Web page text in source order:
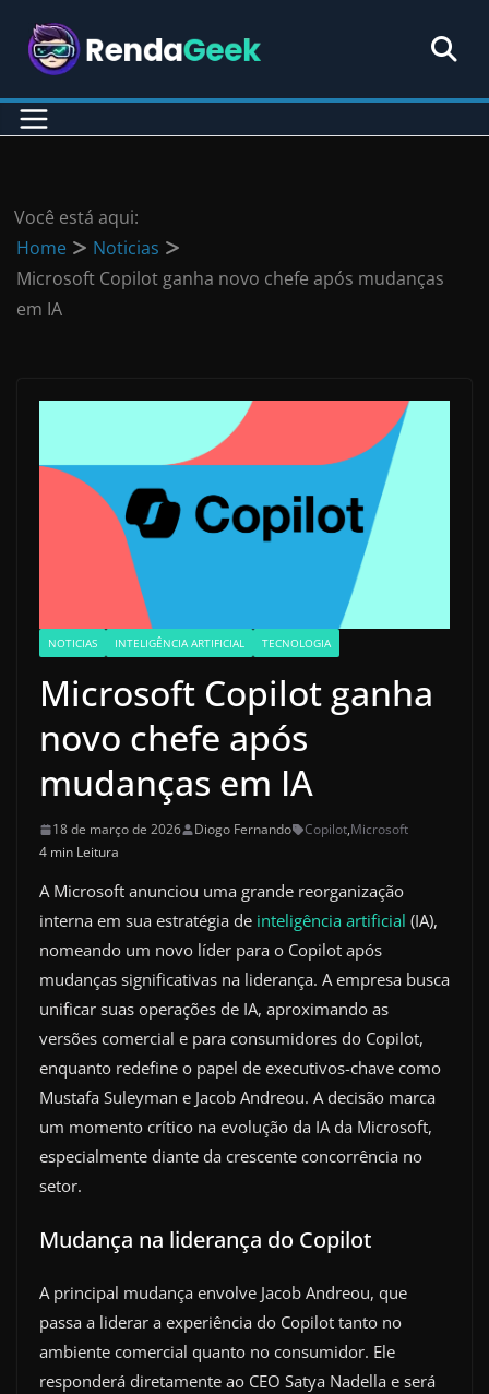
para
conteúdo
Você está aqui:
Home
Noticias
Microsoft Copilot ganha novo chefe após mudanças
em IA
NOTICIAS INTELIGÊNCIA ARTIFICIAL TECNOLOGIA
Microsoft Copilot ganha
novo chefe após
mudanças em IA
18 de março de 2026 Diogo Fernando Copilot,Microsoft
4 min Leitura
A Microsoft anunciou uma grande reorganização
interna em sua estratégia de inteligência artificial (IA),
nomeando um novo líder para o Copilot após
mudanças significativas na liderança. A empresa busca
unificar suas operações de IA, aproximando as
versões comercial e para consumidores do Copilot,
enquanto redefine o papel de executivos-chave como
Mustafa Suleyman e Jacob Andreou. A decisão marca
um momento crítico na evolução da IA da Microsoft,
especialmente diante da crescente concorrência no
setor.
Mudança na liderança do Copilot
A principal mudança envolve Jacob Andreou, que
passa a liderar a experiência do Copilot tanto no
ambiente comercial quanto no consumidor. Ele
responderá diretamente ao CEO Satya Nadella e será